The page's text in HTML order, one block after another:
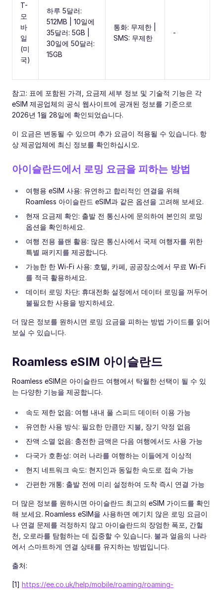
T-
모
바
일
(미
국)
하루 5달러:
512MB | 10일에
35달러: 5GB |
30일에 50달러:
15GB
통화: 무제한 |
SMS: 무제한
-
참고: 표에 포함된 가격, 요금제 세부 정보 및 기술적 기능은 각
eSIM 제공업체의 공식 웹사이트에 공개된 정보를 기준으로
2026년 1월 28일에 확인되었습니다.
이 요금은 변동될 수 있으며 추가 요금이 적용될 수 있습니다. 항
상 제공업체에 최신 정보를 확인하십시오.
아이슬란드에서 로밍 요금을 피하는 방법
여행용 eSIM 사용: 유연하고 합리적인 연결을 위해
Roamless 아이슬란드 eSIM과 같은 옵션을 고려해 보세요.
현재 요금제 확인: 출발 전 통신사에 문의하여 본인의 로밍
옵션을 확인하세요.
여행 전용 플랜 활용: 많은 통신사에서 국제 여행자를 위한
특별 패키지를 제공합니다.
가능한 한 Wi-Fi 사용: 호텔, 카페, 공공장소에서 무료 Wi-Fi
를 적극 활용하세요.
데이터 로밍 차단: 휴대전화 설정에서 데이터 로밍을 꺼두어
불필요한 사용을 방지하세요.
더 많은 정보를 원하시면 로밍 요금을 피하는 방법 가이드를 읽어
보실 수 있습니다.
Roamless eSIM 아이슬란드
Roamless eSIM은 아이슬란드 여행에서 탁월한 선택이 될 수 있
는 다양한 기능을 제공합니다.
속도 제한 없음: 여행 내내 풀 스피드 데이터 이용 가능
유연한 사용 방식: 필요한 만큼만 지불, 장기 약정 없음
잔액 소멸 없음: 충전한 금액은 다음 여행에서도 사용 가능
다국가 호환성: 여러 나라를 여행하는 이들에게 이상적
현지 네트워크 속도: 현지인과 동일한 속도로 접속 가능
간편한 개통: 출발 전에 미리 설정하여 도착 즉시 연결 가능
더 많은 정보를 원하시면 아이슬란드 최고의 eSIM 가이드를 확인
해 보세요. Roamless eSIM을 사용하면 예기치 않은 로밍 요금이
나 연결 문제를 걱정하지 않고 아이슬란드의 장엄한 폭포, 간헐
천, 오로라를 탐험하는 데 집중할 수 있습니다. 불과 얼음의 나라
에서 스마트하게 연결 상태를 유지하는 방법입니다.
출처:
[1] https://ee.co.uk/help/mobile/roaming/roaming-